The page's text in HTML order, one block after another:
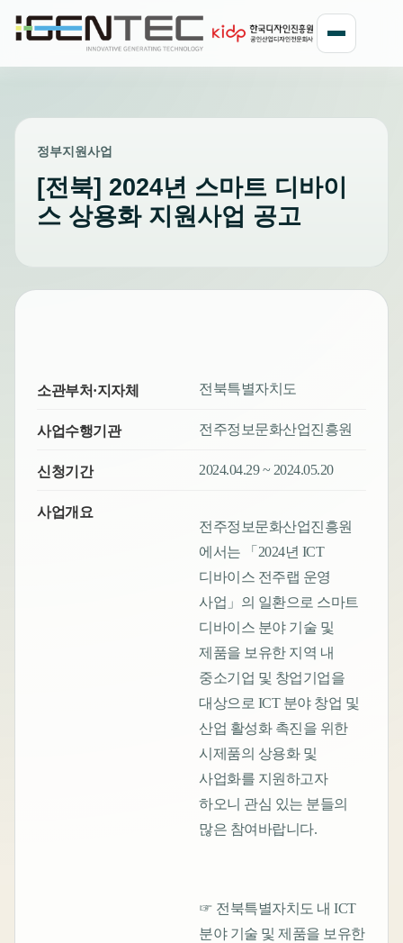
정부지원사업
[전북] 2024년 스마트 디바이
스 상용화 지원사업 공고
소관부처·지자체 전북특별자치도
사업수행기관 전주정보문화산업진흥원
신청기간 2024.04.29 ~ 2024.05.20
사업개요
전주정보문화산업진흥원
에서는 「2024년 ICT
디바이스 전주랩 운영
사업」의 일환으로 스마트
디바이스 분야 기술 및
제품을 보유한 지역 내
중소기업 및 창업기업을
대상으로 ICT 분야 창업 및
산업 활성화 촉진을 위한
시제품의 상용화 및
사업화를 지원하고자
하오니 관심 있는 분들의
많은 참여바랍니다.
☞ 전북특별자치도 내 ICT
분야 기술 및 제품을 보유한